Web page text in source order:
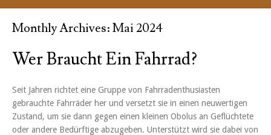
Monthly Archives:Mai 2024
Wer Braucht Ein Fahrrad?
Seit Jahren richtet eine Gruppe von Fahrradenthusiasten
gebrauchte Fahrräder her und versetzt sie in einen neuwertigen
Zustand, um sie dann gegen einen kleinen Obolus an Geflüchtete
oder andere Bedürftige abzugeben. Unterstützt wird sie dabei von